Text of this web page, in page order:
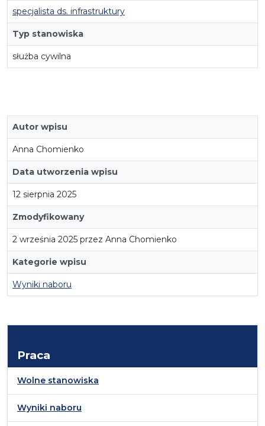
specjalista ds. infrastruktury
Typ stanowiska
służba cywilna
Autor wpisu
Anna Chomienko
Data utworzenia wpisu
12 sierpnia 2025
Zmodyfikowany
2 września 2025 przez Anna Chomienko
Kategorie wpisu
Wyniki naboru
Praca
Wolne stanowiska
Wyniki naboru